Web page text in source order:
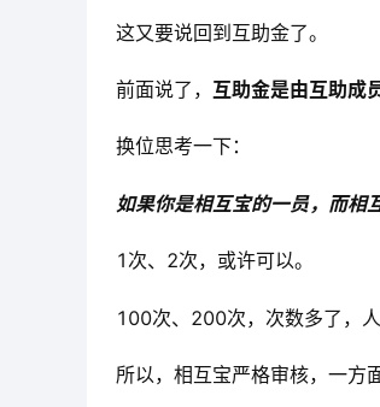
这又要说回到互助金了。
前面说了， 互助金是由互助成
换位思考一下：
如果你是相互宝的一员，而相
1次、2次，或许可以。
100次、200次，次数多了，
所以，相互宝严格审核，一方